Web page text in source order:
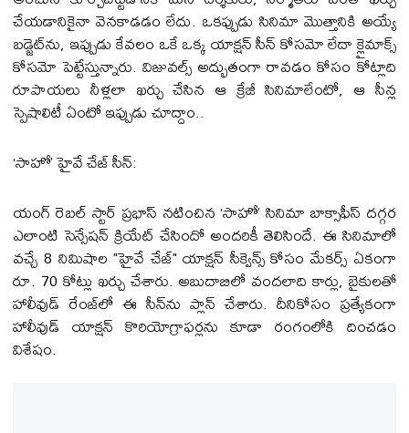
చేయడానికైనా వెనకాడడం లేదు. ఒకప్పుడు సినిమా మొత్తానికి అయ్యే
బడ్జెట్‌ను, ఇప్పుడు కేవలం ఒకే ఒక్క యాక్షన్ సీన్ కోసమో లేదా క్లైమాక్స్
కోసమో పెట్టేస్తున్నారు. విజువల్స్ అద్భుతంగా రావడం కోసం కోట్లాది
రూపాయలు నీళ్లలా ఖర్చు చేసిన ఆ క్రేజీ సినిమాలేంటో, ఆ సీన్ల
స్పెషాలిటీ ఏంటో ఇప్పుడు చూద్దాం..
‘సాహో’ హైవే చేజ్ సీన్:
యంగ్ రెబల్ స్టార్ ప్రభాస్ నటించిన ‘సాహో’ సినిమా బాక్సాఫీస్ దగ్గర
ఎలాంటి సెన్సేషన్ క్రియేట్ చేసిందో అందరికీ తెలిసిందే. ఈ సినిమాలో
వచ్చే 8 నిమిషాల "హైవే చేజ్" యాక్షన్ సీక్వెన్స్ కోసం మేకర్స్ ఏకంగా
రూ. 70 కోట్లు ఖర్చు చేశారు. అబుదాబిలో వందలాది కార్లు, బైకులతో
హాలీవుడ్ రేంజ్‌లో ఈ సీన్‌ను ప్లాన్ చేశారు. దీనికోసం ప్రత్యేకంగా
హాలీవుడ్ యాక్షన్ కొరియోగ్రాఫర్లను కూడా రంగంలోకి దించడం
విశేషం.